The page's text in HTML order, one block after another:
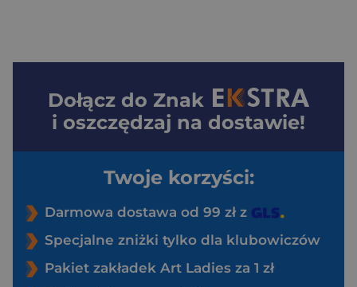
Dołącz do Znak
i oszczędzaj na dostawie!
Twoje korzyści:
Darmowa dostawa od 99 zł z
Specjalne zniżki tylko dla klubowiczów
Pakiet zakładek Art Ladies za 1 zł